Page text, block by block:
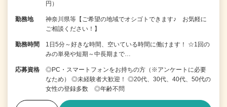
円）
勤務地
神奈川県等【ご希望の地域でオシゴトできます♪ お気軽に
ご相談ください！】
勤務時間
1日5分～好きな時間、空いている時間に働けます！ ☆1回の
みの単発や短期～中長期まで…
応募資格
◎PC・スマートフォンをお持ちの方（※アンケートに必要
なため） ◎未経験者大歓迎！ ◎20代、30代、40代、50代の
女性の登録多数 ◎年齢不問